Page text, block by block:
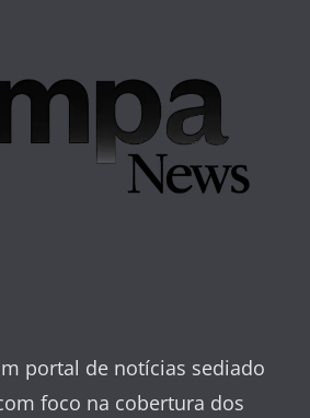
portal de notícias sediado
foco na cobertura dos